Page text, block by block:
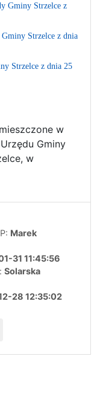
Gminy Strzelce z
Strzelce z dnia
Strzelce z dnia 25
w
Gminy
w
Marek
31 11:45:56
Solarska
28 12:35:02